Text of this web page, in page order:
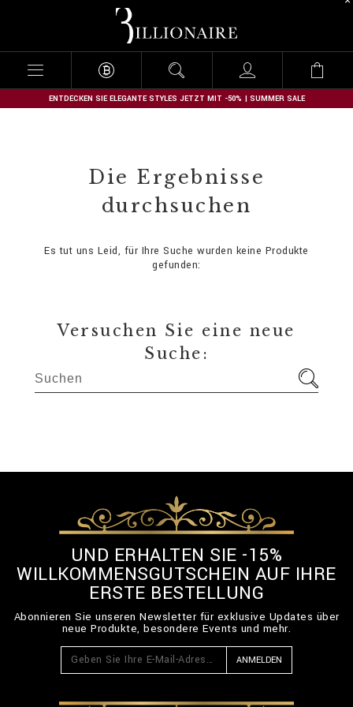
l
l
o
n
ENTDECKEN SIE ELEGANTE STYLES JETZT MIT -50% | SUMMER SALE
Die Ergebnisse
durchsuchen
Es tut uns Leid, für Ihre Suche wurden keine Produkte
gefunden:
Versuchen Sie eine neue
Suche:
UND ERHALTEN SIE -15%
WILLKOMMENSGUTSCHEIN AUF IHRE
ERSTE BESTELLUNG
Abonnieren Sie unseren Newsletter für exklusive Updates über
neue Produkte, besondere Events und mehr.
ANMELDEN